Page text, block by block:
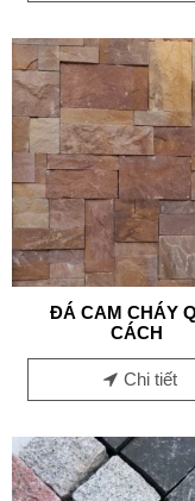
ĐÁ CAM CHÁY
CÁCH
Chi tiết